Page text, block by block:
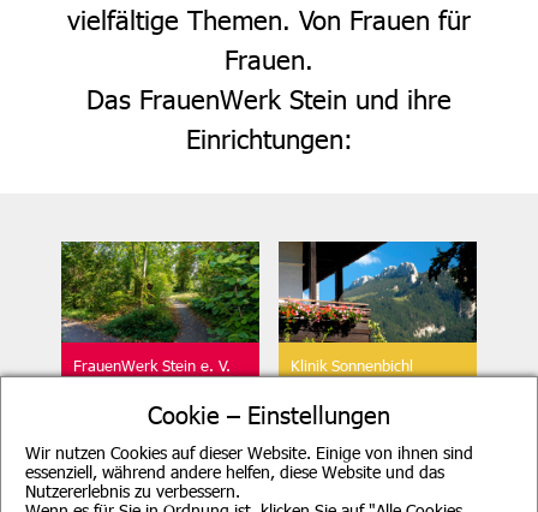
vielfältige Themen. Von Frauen für
Frauen.
Das FrauenWerk Stein und ihre
Einrichtungen:
FrauenWerk Stein e. V.
Klinik Sonnenbichl
Cookie – Einstellungen
Wir nutzen Cookies auf dieser Website. Einige von ihnen sind
essenziell, während andere helfen, diese Website und das
Nutzererlebnis zu verbessern.